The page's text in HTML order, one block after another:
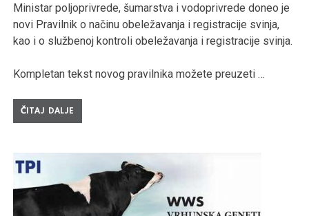
Ministar poljoprivrede, šumarstva i vodoprivrede doneo je
novi Pravilnik o načinu obeležavanja i registracije svinja,
kao i o službenoj kontroli obeležavanja i registracije svinja.
Kompletan tekst novog pravilnika možete preuzeti …
ČITAJ DALJE